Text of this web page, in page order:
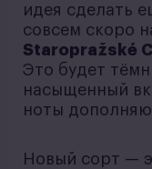
идея сделать
совсем скоро
Staropražské
Это будет
насыщенный
ноты
Новый сорт —